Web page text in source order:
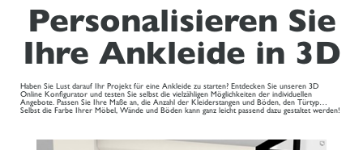
Personalisieren Sie
Ihre Ankleide in 3D
Haben Sie Lust darauf Ihr Projekt für eine Ankleide zu starten? Entdecken Sie unseren 3D
Online Konfigurator und testen Sie selbst die vielzähligen Möglichkeiten der individuellen
Angebote. Passen Sie Ihre Maße an, die Anzahl der Kleiderstangen und Böden, den Türtyp…
Selbst die Farbe Ihrer Möbel, Wände und Böden kann ganz leicht passend dazu gestaltet werden!